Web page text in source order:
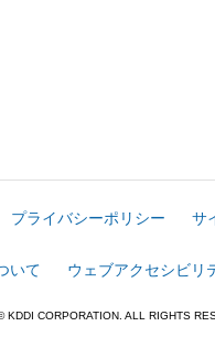
プライバシーポリシー サ
いて ウェブアクセシビリ
KDDI CORPORATION. ALL RIGHTS